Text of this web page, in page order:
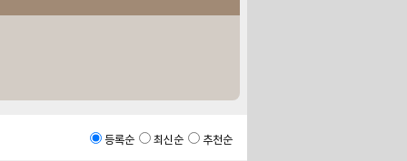
등록순 최신순 추천순